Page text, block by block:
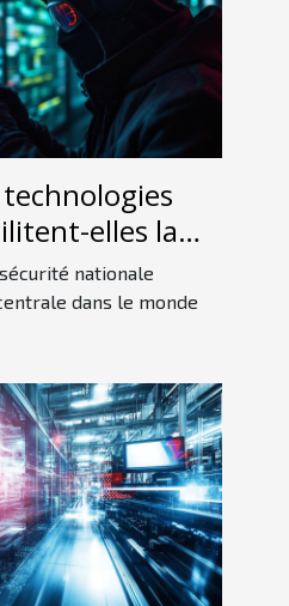
elles la
?
nationale
dans le monde